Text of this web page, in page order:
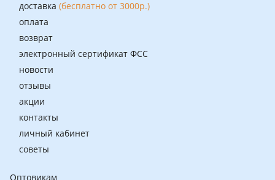
доставка (бесплатно от 3000р.)
оплата
возврат
электронный сертификат ФСС
новости
отзывы
акции
контакты
личный кабинет
советы
Оптовикам